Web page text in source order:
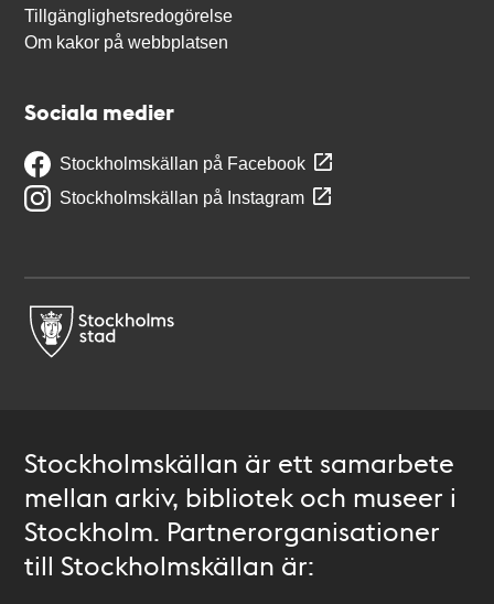
Tillgänglighetsredogörelse
Om kakor på webbplatsen
Sociala medier
Stockholmskällan på Facebook
Stockholmskällan på Instagram
Stockholmskällan är ett samarbete
mellan arkiv, bibliotek och museer i
Stockholm. Partnerorganisationer
till Stockholmskällan är: